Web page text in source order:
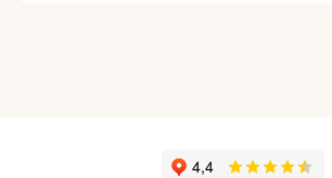
Сейчас просто включили